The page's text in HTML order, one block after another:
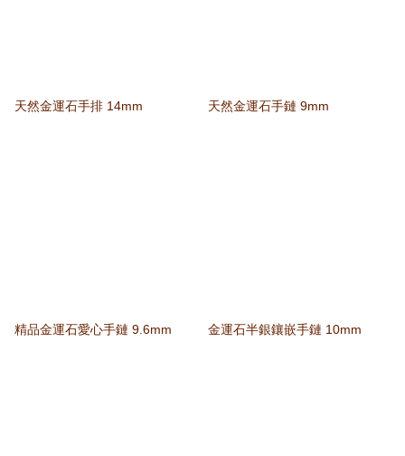
天然金運石手排 14mm 天然金運石手鏈 9mm
精品金運石愛心手鏈 9.6mm 金運石半銀鑲嵌手鏈 10mm